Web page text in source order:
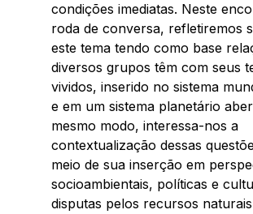
condições imediatas. Neste
roda de conversa, refletiremos
este tema tendo como base
diversos grupos têm com seus
vividos, inserido no sistema
e em um sistema planetário
mesmo modo, interessa-nos a
contextualização dessas
meio de sua inserção em
socioambientais, políticas e
disputas pelos recursos